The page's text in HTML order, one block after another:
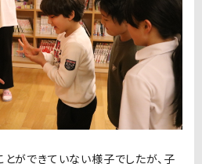
ができていない様子でしたが、子